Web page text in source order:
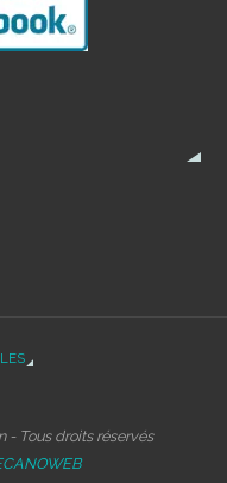
- Tous droits réservés